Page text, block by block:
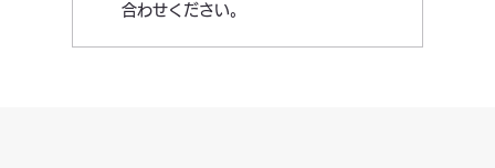
合わせください。